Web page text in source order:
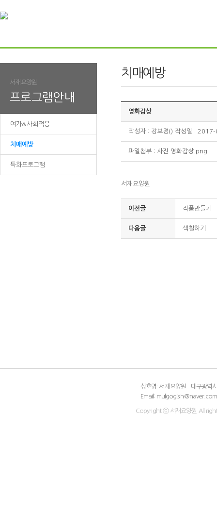
서재요양원
프로그램안내
여가&사회적응
치매예방
특화프로그램
치매예방
영화감상
작성자 : 강보경() 작성일 :
파일첨부 : 사진 영화감상.png
서재요양원
이전글 작품만들기
다음글 색칠하기
상호명: 서재요양원
대구광역
Email: mulgogisin@naver.com
Copyright ⓒ 서재요양원 All